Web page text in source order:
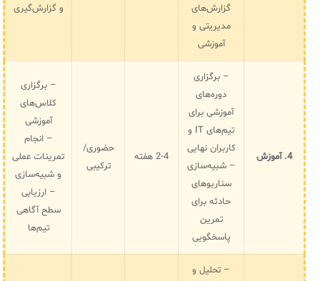
گزارش‌های
مدیریتی و
آموزشی
و گزارش‌گیری
4. آموزش
– برگزاری
دوره‌های
آموزشی برای
تیم‌های IT و
کاربران نهایی
– شبیه‌سازی
سناریوهای
حادثه برای
تمرین
پاسخگویی
2-4 هفته
حضوری/
ترکیبی
– برگزاری
کلاس‌های
آموزشی
– انجام
تمرینات عملی
و شبیه‌سازی
– ارزیابی
سطح آگاهی
تیم‌ها
– تحلیل و